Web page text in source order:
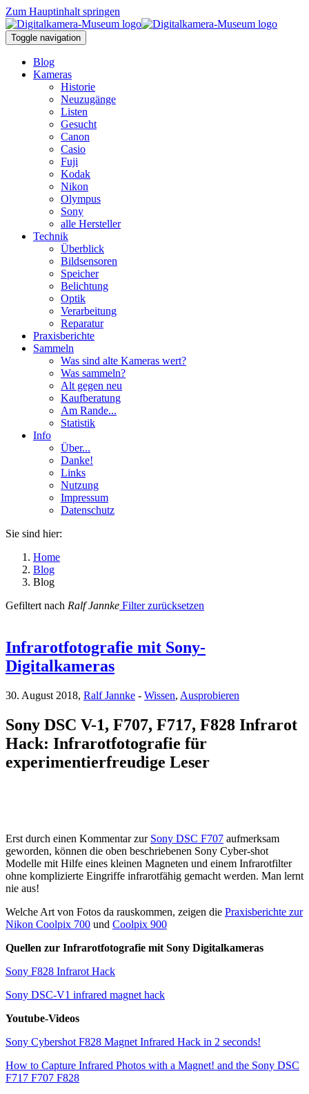
Zum Hauptinhalt springen
Toggle navigation
Blog
Kameras
Historie
Neuzugänge
Listen
Gesucht
Canon
Casio
Fuji
Kodak
Nikon
Olympus
Sony
alle Hersteller
Technik
Überblick
Bildsensoren
Speicher
Belichtung
Optik
Verarbeitung
Reparatur
Praxisberichte
Sammeln
Was sind alte Kameras wert?
Was sammeln?
Alt gegen neu
Kaufberatung
Am Rande...
Statistik
Info
Über...
Danke!
Links
Nutzung
Impressum
Datenschutz
Sie sind hier:
Home
Blog
Blog
Gefiltert nach Ralf Jannke Filter zurücksetzen
Infrarotfotografie mit Sony-
Digitalkameras
30. August 2018, Ralf Jannke - Wissen, Ausprobieren
Sony DSC V-1, F707, F717, F828 Infrarot
Hack: Infrarotfotografie für
experimentierfreudige Leser
Erst durch einen Kommentar zur Sony DSC F707 aufmerksam
geworden, können die oben beschriebenen Sony Cyber-shot
Modelle mit Hilfe eines kleinen Magneten und einem Infrarotfilter
ohne komplizierte Eingriffe infrarotfähig gemacht werden. Man lernt
nie aus!
Welche Art von Fotos da rauskommen, zeigen die Praxisberichte zur
Nikon Coolpix 700 und Coolpix 900
Quellen zur Infrarotfotografie mit Sony Digitalkameras
Sony F828 Infrarot Hack
Sony DSC-V1 infrared magnet hack
Youtube-Videos
Sony Cybershot F828 Magnet Infrared Hack in 2 seconds!
How to Capture Infrared Photos with a Magnet! and the Sony DSC
F717 F707 F828